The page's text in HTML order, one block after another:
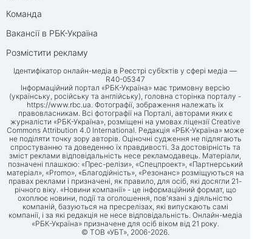
Команда
Вакансії в РБК-Україна
Розмістити рекламу
Ідентифікатор онлайн-медіа в Реєстрі суб’єктів у сфері медіа —
R40-05347
Інформаційний портал «РБК-Україна» має тримовну версію
(українську, російську та англійську), головна сторінка порталу -
https://www.rbc.ua. Фотографії, зображення належать їх
правовласникам. Всі фотографії на Порталі, авторами яких є
журналісти «РБК-Україна», розміщені на умовах ліцензії Creative
Commons Attribution 4.0 International. Редакція «РБК-Україна» може
не поділяти точку зору авторів. Оціночні судження не підлягають
спростуванню та доведенню їх правдивості. За достовірність та
зміст реклами відповідальність несе рекламодавець. Матеріали,
позначені плашкою: «Прес-релізи», «Спецпроект», «Партнерський
матеріал», «Promo», «Благодійність», «Резонанс» розміщуються на
правах реклами і призначені, як правило, для осіб, які досягли 21-
річного віку. «Новини компанії» - це інформаційний формат, що
охоплює новини, події та оголошення, пов'язані з діяльністю
компаній, базуються на пресрелізах, які випускають самі
компанії, і за які редакція не несе відповідальність. Онлайн-медіа
«РБК-Україна» призначене для осіб віком від 21 року.
© ТОВ «УБТ», 2006-2026.